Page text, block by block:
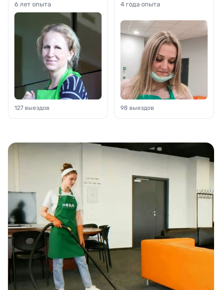
6 лет опыта
127 выездов
4 года опыта
98 выездов